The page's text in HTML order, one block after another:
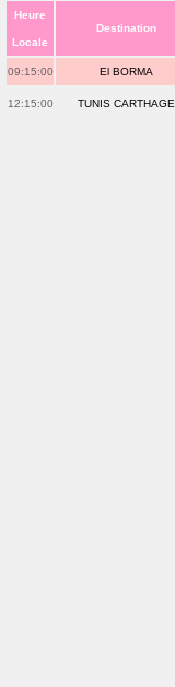
Heure
Locale
Destination
09:15:00 El BORMA
12:15:00 TUNIS CARTHAGE